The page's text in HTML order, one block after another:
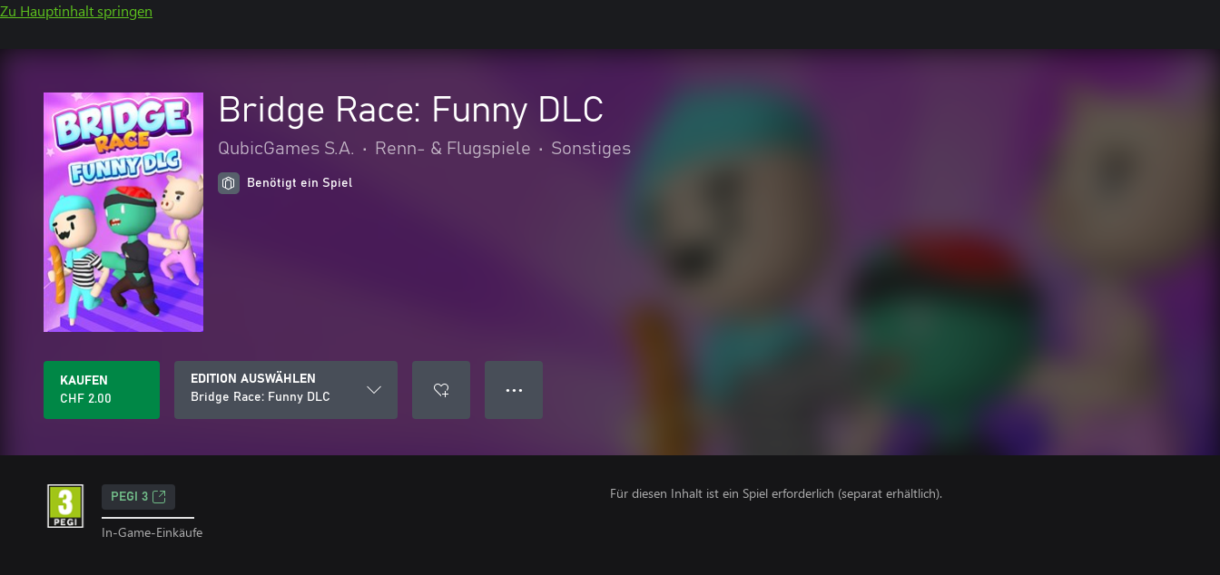
Zu Hauptinhalt springen
Bridge Race: Funny DLC
QubicGames S.A. • Renn- & Flugspiele • Sonstiges
Benötigt ein Spiel
KAUFEN
CHF 2.00
EDITION AUSWÄHLEN
Bridge Race: Funny DLC
● ● ●
PEGI 3
In-Game-Einkäufe
Für diesen Inhalt ist ein Spiel erforderlich (separat erhältlich).